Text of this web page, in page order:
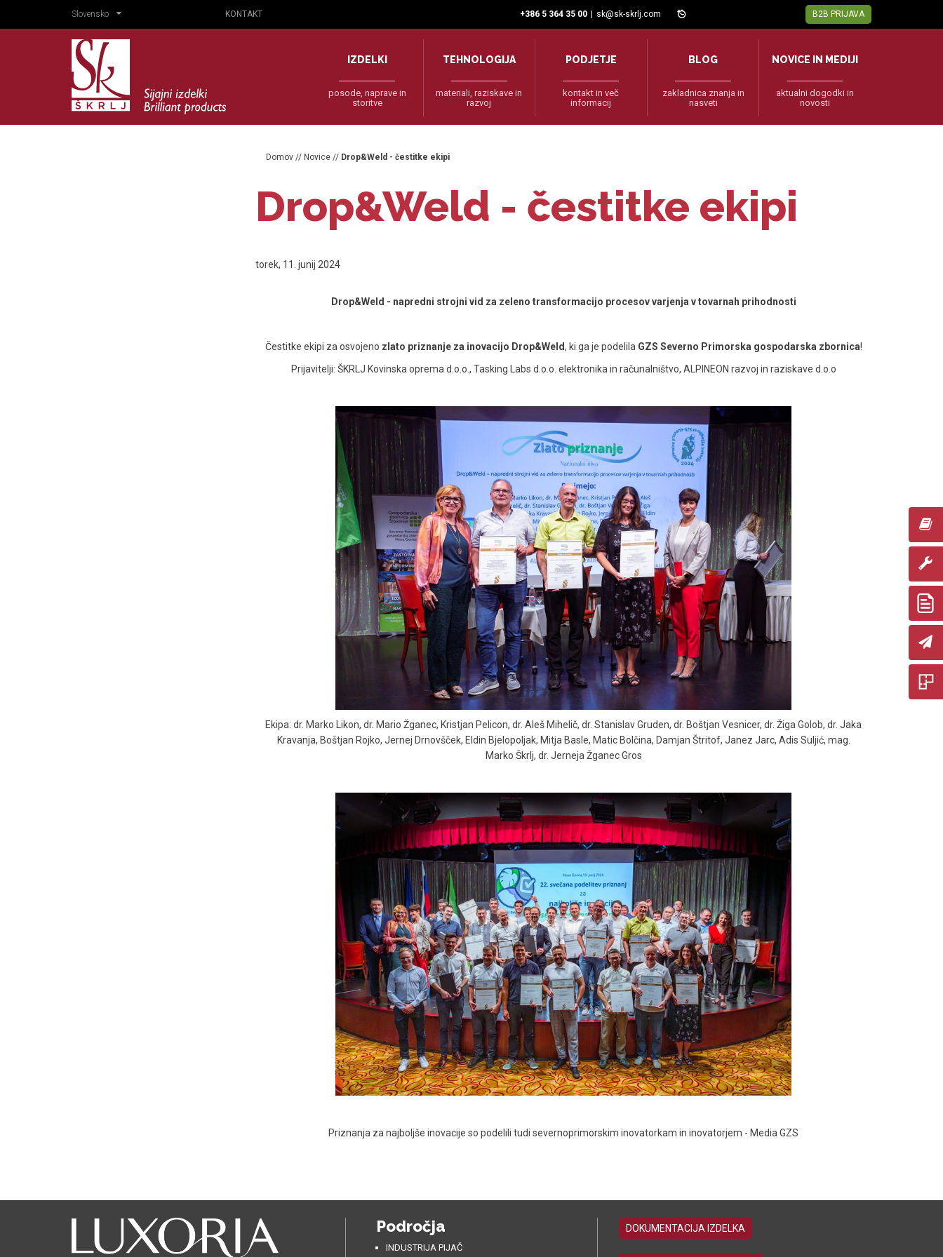
Slovensko KONTAKT +386 5 364 35 00 sk@sk-skrlj.com B2B PRIJAVA
IZDELKI
posode, naprave in
storitve
TEHNOLOGIJA
materiali, raziskave in
razvoj
PODJETJE
kontakt in več
informacij
BLOG
zakladnica znanja in
nasveti
NOVICE IN MEDIJI
aktualni dogodki in
novosti
Domov // Novice // Drop&Weld - čestitke ekipi
Drop&Weld - čestitke ekipi
torek, 11. junij 2024
Drop&Weld - napredni strojni vid za zeleno transformacijo procesov varjenja v tovarnah prihodnosti
Čestitke ekipi za osvojeno zlato priznanje za inovacijo Drop&Weld, ki ga je podelila GZS Severno Primorska gospodarska zbornica!
Prijavitelji: ŠKRLJ Kovinska oprema d.o.o., Tasking Labs d.o.o. elektronika in računalništvo, ALPINEON razvoj in raziskave d.o.o
Ekipa: dr. Marko Likon, dr. Mario Žganec, Kristjan Pelicon, dr. Aleš Mihelič, dr. Stanislav Gruden, dr. Boštjan Vesnicer, dr. Žiga Golob, dr. Jaka
Kravanja, Boštjan Rojko, Jernej Drnovšček, Eldin Bjelopoljak, Mitja Basle, Matic Bolčina, Damjan Štritof, Janez Jarc, Adis Suljić, mag.
Marko Škrlj, dr. Jerneja Žganec Gros
Priznanja za najboljše inovacije so podelili tudi severnoprimorskim inovatorkam in inovatorjem - Media GZS
Področja
INDUSTRIJA PIJAČ